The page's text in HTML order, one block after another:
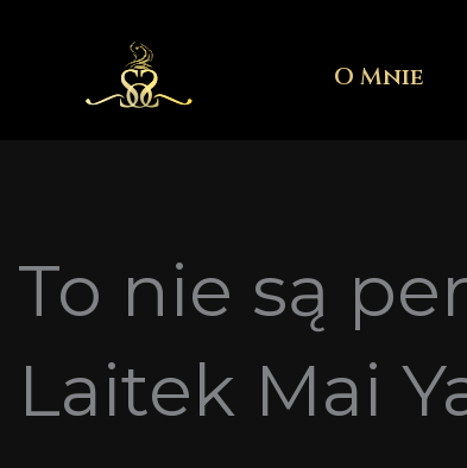
O Mnie
To nie są
Laitek Mai